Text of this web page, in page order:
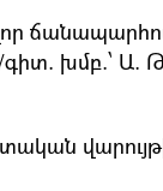
խմբ.՝ Ա.